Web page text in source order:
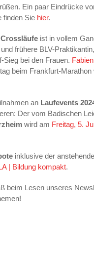
Ein paar Eindrücke
finden Sie hier.
ist in vollem
frühere BLV-
bei den Frauen.
beim Frankfurt-Marathon
an Laufevents
Der vom Badischen
wird am Freitag, 5.
inklusive der
| Bildung kompakt.
beim Lesen unseres